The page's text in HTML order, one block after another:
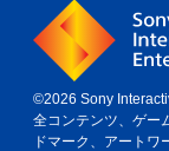
©2026 Sony
全コンテンツ、ゲー
ドマーク、アート